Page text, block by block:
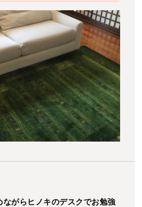
ながらヒノキのデスクでお勉強